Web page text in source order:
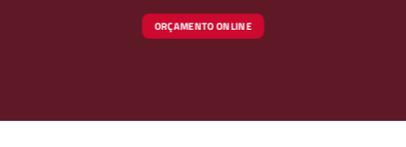
ORÇAMENTO ONLINE